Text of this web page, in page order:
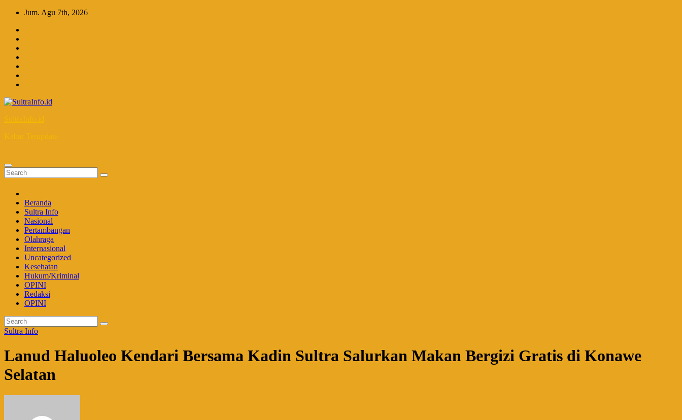
Skip
content
Jum. Agu 7th, 2026
SultraInfo.id
Kabar Terupdate
Beranda
Sultra Info
Nasional
Pertambangan
Olahraga
Internasional
Uncategorized
Kesehatan
Hukum/Kriminal
OPINI
Redaksi
OPINI
Sultra Info
Lanud Haluoleo Kendari Bersama Kadin Sultra Salurkan Makan Bergizi Gratis di Konawe
Selatan